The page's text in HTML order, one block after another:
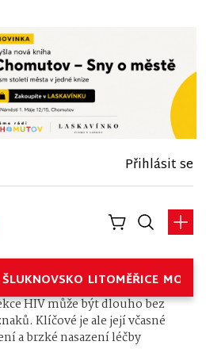
Přihlásit se
ŠLUKNOVSKO LITOMĚŘICE
HIV může být dlouho bez
Klíčové je ale její včasné
a brzké nasazení léčby